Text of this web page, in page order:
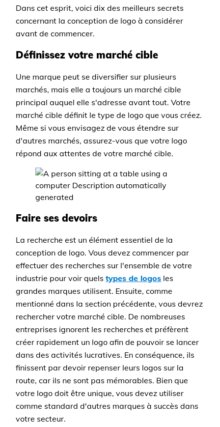
Dans cet esprit, voici dix des meilleurs secrets
concernant la conception de logo à considérer
avant de commencer.
Définissez votre marché cible
Une marque peut se diversifier sur plusieurs
marchés, mais elle a toujours un marché cible
principal auquel elle s'adresse avant tout. Votre
marché cible définit le type de logo que vous créez.
Même si vous envisagez de vous étendre sur
d'autres marchés, assurez-vous que votre logo
répond aux attentes de votre marché cible.
Faire ses devoirs
La recherche est un élément essentiel de la
conception de logo. Vous devez commencer par
effectuer des recherches sur l'ensemble de votre
industrie pour voir quelstypes de logos les
grandes marques utilisent. Ensuite, comme
mentionné dans la section précédente, vous devrez
rechercher votre marché cible. De nombreuses
entreprises ignorent les recherches et préfèrent
créer rapidement un logo afin de pouvoir se lancer
dans des activités lucratives. En conséquence, ils
finissent par devoir repenser leurs logos sur la
route, car ils ne sont pas mémorables. Bien que
votre logo doit être unique, vous devez utiliser
comme standard d'autres marques à succès dans
votre secteur.